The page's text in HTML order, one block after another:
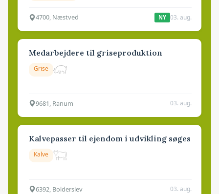
4700, Næstved NY 03. aug.
Medarbejdere til griseproduktion
Grise
9681, Ranum 03. aug.
Kalvepasser til ejendom i udvikling søges
Kalve
6392, Bolderslev 03. aug.